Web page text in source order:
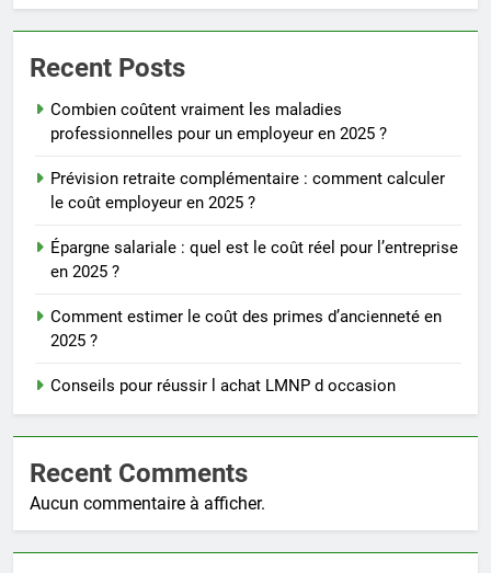
Recent Posts
Combien coûtent vraiment les maladies
professionnelles pour un employeur en 2025 ?
Prévision retraite complémentaire : comment calculer
le coût employeur en 2025 ?
Épargne salariale : quel est le coût réel pour l’entreprise
en 2025 ?
Comment estimer le coût des primes d’ancienneté en
2025 ?
Conseils pour réussir l achat LMNP d occasion
Recent Comments
Aucun commentaire à afficher.